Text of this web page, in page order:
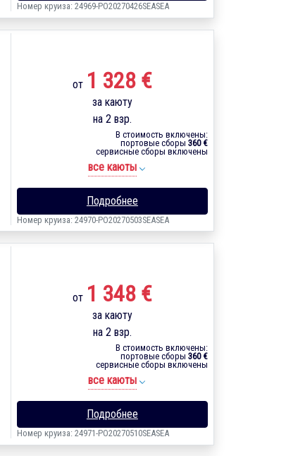
Номер круиза: 24969-PO20270426SEASEA
от 1 328 €
за каюту
на 2 взр.
В стоимость включены:
портовые сборы 360 €
сервисные сборы включены
все каюты
Подробнее
Номер круиза: 24970-PO20270503SEASEA
от 1 348 €
за каюту
на 2 взр.
В стоимость включены:
портовые сборы 360 €
сервисные сборы включены
все каюты
Подробнее
Номер круиза: 24971-PO20270510SEASEA